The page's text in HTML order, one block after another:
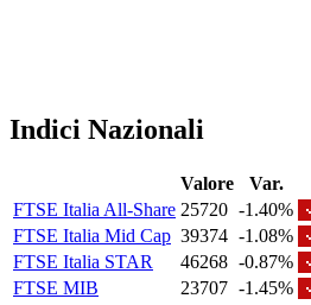
Indici Nazionali
Valore
Var.
FTSE Italia All-Share 25720 -1.40%
FTSE Italia Mid Cap 39374 -1.08%
FTSE Italia STAR
46268 -0.87%
FTSE MIB
23707 -1.45%